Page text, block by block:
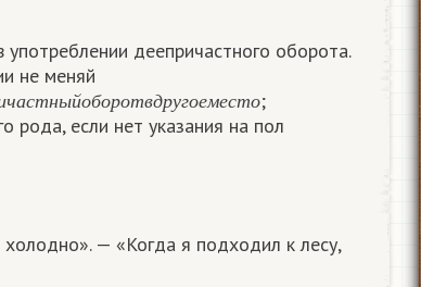
деепричастного оборота.
не меняй
ч а с т н ы й о б о р о т в д р у г о еме с т о
е пр ичаст
;
рода, если нет указания на пол
— «Когда я подходил к лесу,